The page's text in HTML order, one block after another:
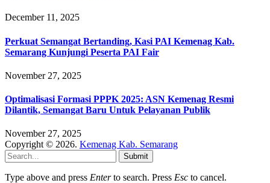
December 11, 2025
Perkuat Semangat Bertanding, Kasi PAI Kemenag Kab.
Semarang Kunjungi Peserta PAI Fair
November 27, 2025
Optimalisasi Formasi PPPK 2025: ASN Kemenag Resmi
Dilantik, Semangat Baru Untuk Pelayanan Publik
November 27, 2025
Copyright © 2026. Kemenag Kab. Semarang
Submit
Type above and press Enterto search. Press Esc to cancel.